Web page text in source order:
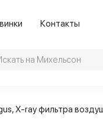
Контакты
X-ray фильтра